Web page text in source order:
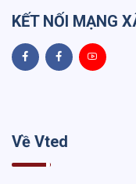
KẾT NỐI MẠNG
Về Vted